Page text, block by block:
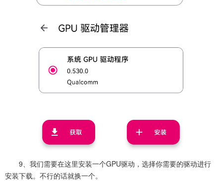
9、我们需要在这里安装一个GPU驱动，选择你需要的驱动进行
安装下载。不行的话就换一个。